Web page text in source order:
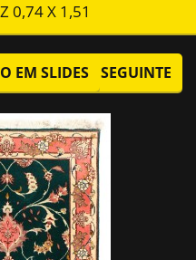
0,74 X 1,51
EM SLIDES SEGUINTE